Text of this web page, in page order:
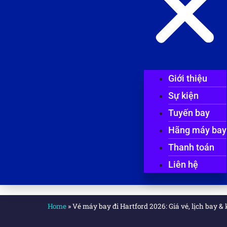
Giới thiệu
Sự kiện
Tuyến bay
Hãng máy bay
Thanh toán
Liên hệ
Home »Vé máy bay đi Hartford 2026: Giá vé, lịch bay